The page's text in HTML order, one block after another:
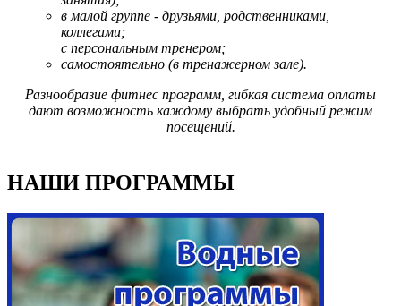
в малой группе - друзьями, родственниками,
коллегами;
с персональным тренером;
самостоятельно (в тренажерном зале).
Разнообразие фитнес программ, гибкая система оплаты
дают возможность каждому выбрать удобный режим
посещений.
НАШИ ПРОГРАММЫ